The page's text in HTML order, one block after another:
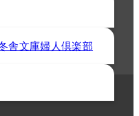
舎文庫婦人倶楽部